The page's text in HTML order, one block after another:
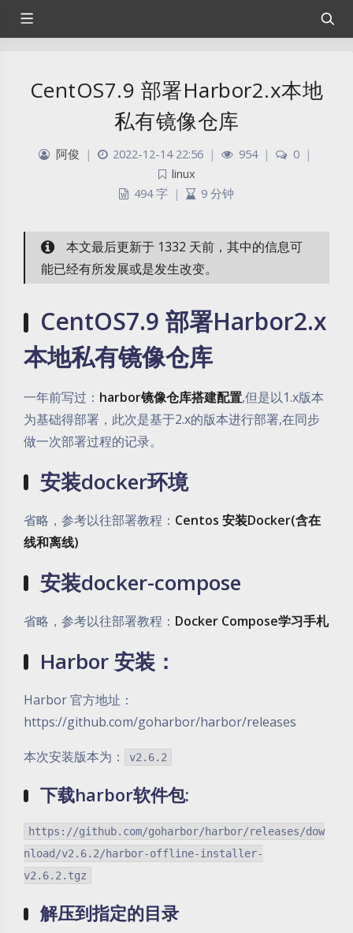
CentOS7.9 部署Harbor2.x本地
私有镜像仓库
阿俊 | 2022-12-14 22:56 | 954 | 0 |
linux
494 字 | 9 分钟
本文最后更新于 1332 天前，其中的信息可
能已经有所发展或是发生改变。
CentOS7.9 部署Harbor2.x
本地私有镜像仓库
一年前写过： harbor镜像仓库搭建配置,但是以1.x版本
为基础得部署，此次是基于2.x的版本进行部署,在同步
做一次部署过程的记录。
安装docker环境
省略，参考以往部署教程： Centos 安装Docker(含在
线和离线)
安装docker-compose
省略，参考以往部署教程： Docker Compose学习手札
Harbor 安装：
Harbor 官方地址：
https://github.com/goharbor/harbor/releases
本次安装版本为：
v2.6.2
下载harbor软件包:
https://github.com/goharbor/harbor/releases/dow
nload/v2.6.2/harbor-offline-installer-
v2.6.2.tgz
解压到指定的目录